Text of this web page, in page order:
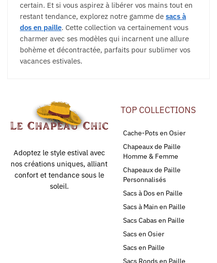
certain. Et si vous aspirez à libérer vos mains tout en
restant tendance, explorez notre gamme de sacs à
dos en paille. Cette collection va certainement vous
charmer avec ses modèles qui incarnent une allure
bohème et décontractée, parfaits pour sublimer vos
vacances estivales.
Adoptez le style estival avec
nos créations uniques, alliant
confort et tendance sous le
soleil.
TOP COLLECTIONS
Cache-Pots en Osier
Chapeaux de Paille
Homme & Femme
Chapeaux de Paille
Personnalisés
Sacs à Dos en Paille
Sacs à Main en Paille
Sacs Cabas en Paille
Sacs en Osier
Sacs en Paille
Sacs Ronds en Paille